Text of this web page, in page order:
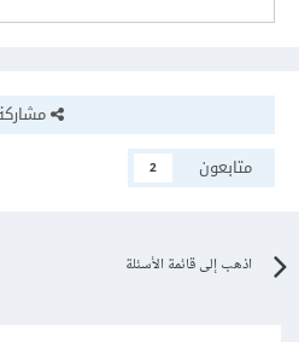
مشاركة
متابعون
2
اذهب إلى قائمة الأسئلة